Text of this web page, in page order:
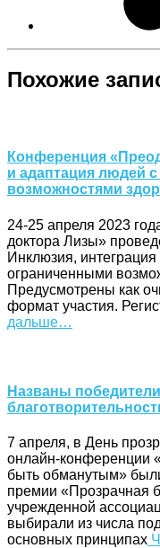
Похожие
Конференция
и адаптация людей
возможностями
24-25 апреля 2023
доктора Лизы»
Инклюзия,
ограниченными
Предусмотрены как
формат участия.
дальше…
Названы
7 апреля, в День
онлайн-конференции
быть обманутым»
премии «Прозрачная
учрежденной
выбирали из числа
основных принципах